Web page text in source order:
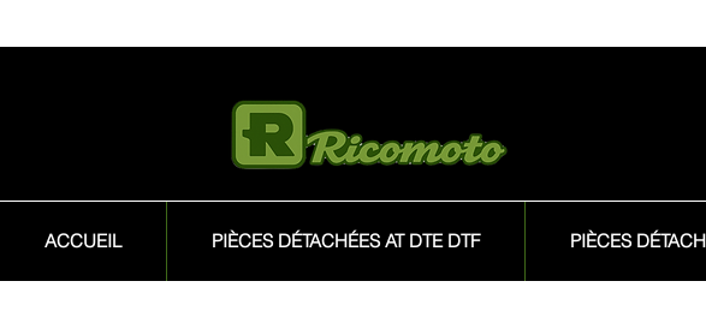
ACCUEIL PIÈCES DÉTACHÉES AT DTE DTF PIÈCES